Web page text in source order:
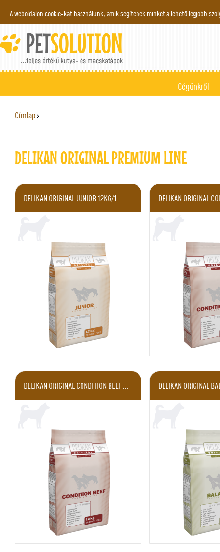
A weboldalon cookie-kat használunk, amik segítenek minket a lehető legjobb
Cégünkről
JELENLEGI HELY
Címlap›
DELIKAN ORIGINAL PREMIUM LINE
DELIKAN ORIGINAL JUNIOR 12KG/1... DELIKAN ORIGINAL
DELIKAN ORIGINAL CONDITION BEEF... DELIKAN ORIGINAL